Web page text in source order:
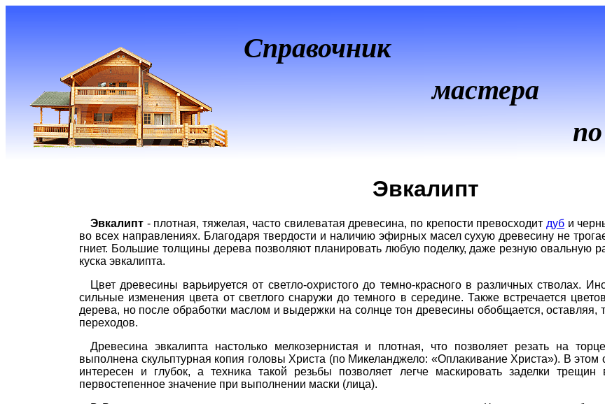
Справочник
мастера
Эвкалипт
Эвкалипт - плотная, тяжелая, часто свилеватая древесина, по крепости превосходит дуб и
во всех направлениях. Благодаря твердости и наличию эфирных масел сухую древесину не
гниет. Большие толщины дерева позволяют планировать любую поделку, даже резную овальную
куска эвкалипта.
Цвет древесины варьируется от светло-охристого до темно-красного в различных стволах.
сильные изменения цвета от светлого снаружи до темного в середине. Также встречается
дерева, но после обработки маслом и выдержки на солнце тон древесины обобщается, оставляя,
переходов.
Древесина эвкалипта настолько мелкозернистая и плотная, что позволяет резать на
выполнена скульптурная копия головы Христа (по Микеланджело: «Оплакивание Христа»). В этом
интересен и глубок, а техника такой резьбы позволяет легче маскировать заделки
первостепенное значение при выполнении маски (лица).